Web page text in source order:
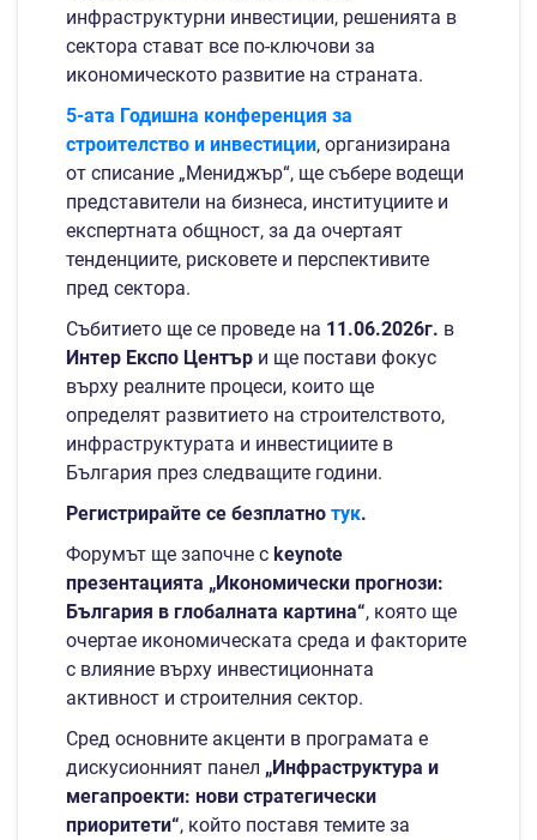
инфраструктурни инвестиции, решенията в
сектора стават все по-ключови за
икономическото развитие на страната.
5-ата Годишна конференция за
строителство и инвестиции, организирана
от списание „Мениджър“, ще събере водещи
представители на бизнеса, институциите и
експертната общност, за да очертаят
тенденциите, рисковете и перспективите
пред сектора.
Събитието ще се проведе на 11.06.2026г. в
Интер Експо Център и ще постави фокус
върху реалните процеси, които ще
определят развитието на строителството,
инфраструктурата и инвестициите в
България през следващите години.
Регистрирайте се безплатно тук.
Форумът ще започне с keynote
презентацията „Икономически прогнози:
България в глобалната картина“, която ще
очертае икономическата среда и факторите
с влияние върху инвестиционната
активност и строителния сектор.
Сред основните акценти в програмата е
дискусионният панел „Инфраструктура и
мегапроекти: нови стратегически
приоритети“, който поставя темите за